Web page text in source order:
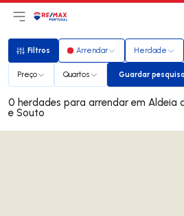
Abri menu principal
LogoIr para página inicial
Filtros
Filtros Arrendar Herdade
Preço Quartos Guardar
Guardar pesquisa
0 herdades para arrendar em Aldeia do Mato
e Souto